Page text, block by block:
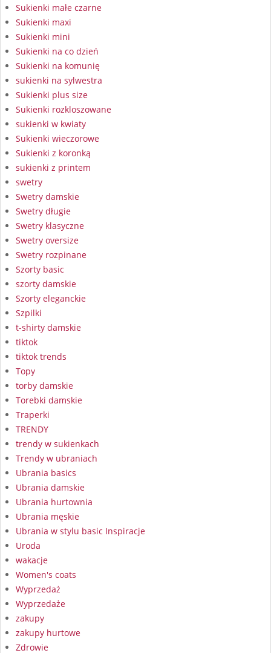
Sukienki małe czarne
Sukienki maxi
Sukienki mini
Sukienki na co dzień
Sukienki na komunię
sukienki na sylwestra
Sukienki plus size
Sukienki rozkloszowane
sukienki w kwiaty
Sukienki wieczorowe
Sukienki z koronką
sukienki z printem
swetry
Swetry damskie
Swetry długie
Swetry klasyczne
Swetry oversize
Swetry rozpinane
Szorty basic
szorty damskie
Szorty eleganckie
Szpilki
t-shirty damskie
tiktok
tiktok trends
Topy
torby damskie
Torebki damskie
Traperki
TRENDY
trendy w sukienkach
Trendy w ubraniach
Ubrania basics
Ubrania damskie
Ubrania hurtownia
Ubrania męskie
Ubrania w stylu basic Inspiracje
Uroda
wakacje
Women's coats
Wyprzedaż
Wyprzedaże
zakupy
zakupy hurtowe
Zdrowie